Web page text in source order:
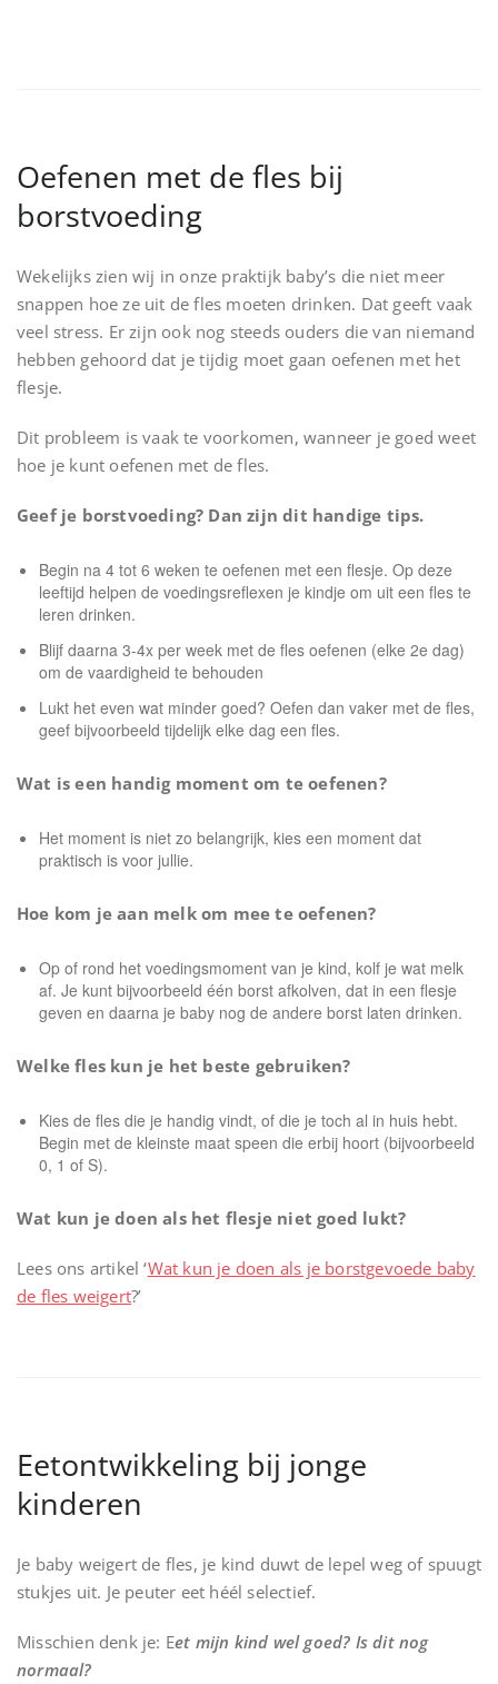
Oefenen met de fles bij
borstvoeding
Wekelijks zien wij in onze praktijk baby’s die niet meer
snappen hoe ze uit de fles moeten drinken. Dat geeft vaak
veel stress. Er zijn ook nog steeds ouders die van niemand
hebben gehoord dat je tijdig moet gaan oefenen met het
flesje.
Dit probleem is vaak te voorkomen, wanneer je goed weet
hoe je kunt oefenen met de fles.
Geef je borstvoeding? Dan zijn dit handige tips.
Begin na 4 tot 6 weken te oefenen met een flesje. Op deze
leeftijd helpen de voedingsreflexen je kindje om uit een fles te
leren drinken.
Blijf daarna 3-4x per week met de fles oefenen (elke 2e dag)
om de vaardigheid te behouden
Lukt het even wat minder goed? Oefen dan vaker met de fles,
geef bijvoorbeeld tijdelijk elke dag een fles.
Wat is een handig moment om te oefenen?
Het moment is niet zo belangrijk, kies een moment dat
praktisch is voor jullie.
Hoe kom je aan melk om mee te oefenen?
Op of rond het voedingsmoment van je kind, kolf je wat melk
af. Je kunt bijvoorbeeld één borst afkolven, dat in een flesje
geven en daarna je baby nog de andere borst laten drinken.
Welke fles kun je het beste gebruiken?
Kies de fles die je handig vindt, of die je toch al in huis hebt.
Begin met de kleinste maat speen die erbij hoort (bijvoorbeeld
0, 1 of S).
Wat kun je doen als het flesje niet goed lukt?
Lees ons artikel ‘Wat kun je doen als je borstgevoede baby
de fles weigert?’
Eetontwikkeling bij jonge
kinderen
Je baby weigert de fles, je kind duwt de lepel weg of spuugt
stukjes uit. Je peuter eet héél selectief.
Misschien denk je: Eet mijn kind wel goed? Is dit nog
normaal?